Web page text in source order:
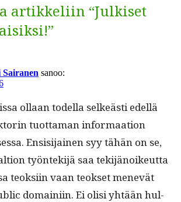
artikkeliin “Julkiset
sanoo:
ollaan todel­la selkeästi edel­lä
tuot­ta­man infor­maa­tion
Ensisi­jainen syy tähän on se,
työn­tek­i­jä saa tek­i­jänoikeut­ta
teok­si­in vaan teok­set menevät
domaini­in. Ei olisi yhtään hul­